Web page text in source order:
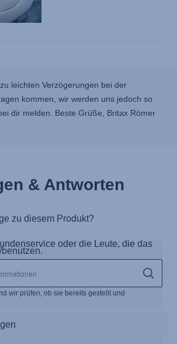
leichten Verzögerungen bei der
kommen, wir werden uns jedoch so
dir melden. Beste Grüße, Britax Römer
& Antworten